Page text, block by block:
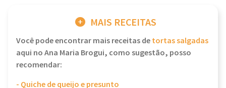
MAIS RECEITAS
Você pode encontrar mais receitas detortas salgadas
aqui no Ana Maria Brogui, como sugestão, posso
recomendar:
- Quiche de queijo e presunto